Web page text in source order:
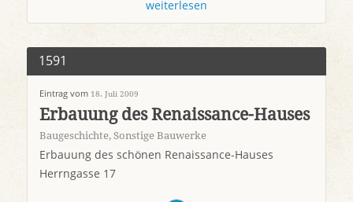
weiterlesen
1591
Eintrag vom 18. Juli 2009
Erbauung des Renaissance-Hauses
Baugeschichte, Sonstige Bauwerke
Erbauung des schönen Renaissance-Hauses
Herrngasse 17